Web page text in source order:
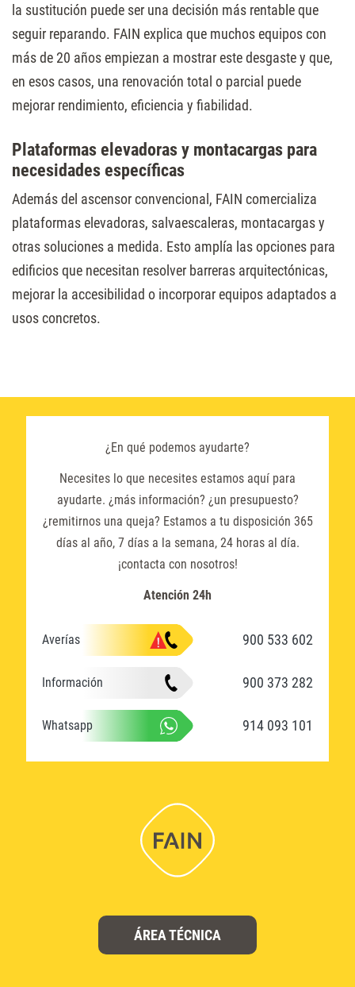
la sustitución puede ser una decisión más rentable que
seguir reparando. FAIN explica que muchos equipos con
más de 20 años empiezan a mostrar este desgaste y que,
en esos casos, una renovación total o parcial puede
mejorar rendimiento, eficiencia y fiabilidad.
Plataformas elevadoras y montacargas para
necesidades específicas
Además del ascensor convencional, FAIN comercializa
plataformas elevadoras, salvaescaleras, montacargas y
otras soluciones a medida. Esto amplía las opciones para
edificios que necesitan resolver barreras arquitectónicas,
mejorar la accesibilidad o incorporar equipos adaptados a
usos concretos.
¿En qué podemos ayudarte?
Necesites lo que necesites estamos aquí para
ayudarte. ¿más información? ¿un presupuesto?
¿remitirnos una queja? Estamos a tu disposición 365
días al año, 7 días a la semana, 24 horas al día.
¡contacta con nosotros!
Atención 24h
Averías 900 533 602
Información 900 373 282
Whatsapp 914 093 101
ÁREA TÉCNICA